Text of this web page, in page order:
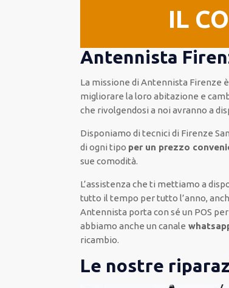
IL
Antennista
La missione di Antennista Firenze
migliorare la loro abitazione e
che rivolgendosi a noi avranno a
Disponiamo ditecnici di Firenze
di ogni tipo per un prezzo
sue comodità.
L’assistenza che ti mettiamo a
tutto il tempo pertutto l’anno,
Antennista porta con séun POS
abbiamo anche uncanale
ricambio.
Le nostre